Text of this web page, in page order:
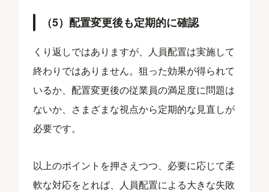
（5）配置変更後も定期的に確認
くり返しではありますが、人員配置は実施して
終わりではありません。狙った効果が得られて
いるか、配置変更後の従業員の満足度に問題は
ないか、さまざまな視点から定期的な見直しが
必要です。
以上のポイントを押さえつつ、必要に応じて柔
軟な対応をとれば、人員配置による大きな失敗